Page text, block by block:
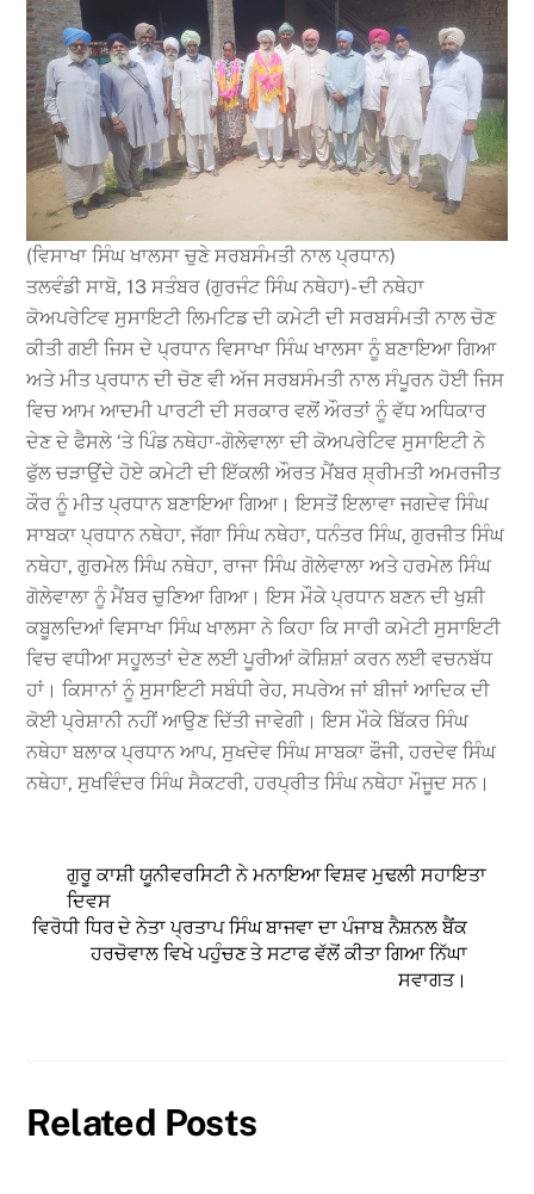
(ਵਿਸਾਖਾ ਸਿੰਘ ਖਾਲਸਾ ਚੁਣੇ ਸਰਬਸੰਮਤੀ ਨਾਲ ਪ੍ਰਧਾਨ)
ਤਲਵੰਡੀ ਸਾਬੋ, 13 ਸਤੰਬਰ (ਗੁਰਜੰਟ ਸਿੰਘ ਨਥੇਹਾ)- ਦੀ ਨਥੇਹਾ
ਕੋਅਪਰੇਟਿਵ ਸੁਸਾਇਟੀ ਲਿਮਟਿਡ ਦੀ ਕਮੇਟੀ ਦੀ ਸਰਬਸੰਮਤੀ ਨਾਲ ਚੋਣ
ਕੀਤੀ ਗਈ ਜਿਸ ਦੇ ਪ੍ਰਧਾਨ ਵਿਸਾਖਾ ਸਿੰਘ ਖਾਲਸਾ ਨੂੰ ਬਣਾਇਆ ਗਿਆ
ਅਤੇ ਮੀਤ ਪ੍ਰਧਾਨ ਦੀ ਚੋਣ ਵੀ ਅੱਜ ਸਰਬਸੰਮਤੀ ਨਾਲ ਸੰਪੂਰਨ ਹੋਈ ਜਿਸ
ਵਿਚ ਆਮ ਆਦਮੀ ਪਾਰਟੀ ਦੀ ਸਰਕਾਰ ਵਲੋਂ ਔਰਤਾਂ ਨੂੰ ਵੱਧ ਅਧਿਕਾਰ
ਦੇਣ ਦੇ ਫੈਸਲੇ ‘ਤੇ ਪਿੰਡ ਨਥੇਹਾ-ਗੋਲੇਵਾਲਾ ਦੀ ਕੋਅਪਰੇਟਿਵ ਸੁਸਾਇਟੀ ਨੇ
ਫੁੱਲ ਚੜਾਉਂਦੇ ਹੋਏ ਕਮੇਟੀ ਦੀ ਇੱਕਲੀ ਔਰਤ ਮੈਂਬਰ ਸ਼੍ਰੀਮਤੀ ਅਮਰਜੀਤ
ਕੌਰ ਨੂੰ ਮੀਤ ਪ੍ਰਧਾਨ ਬਣਾਇਆ ਗਿਆ। ਇਸਤੋਂ ਇਲਾਵਾ ਜਗਦੇਵ ਸਿੰਘ
ਸਾਬਕਾ ਪ੍ਰਧਾਨ ਨਥੇਹਾ, ਜੱਗਾ ਸਿੰਘ ਨਥੇਹਾ, ਧਨੰਤਰ ਸਿੰਘ, ਗੁਰਜੀਤ ਸਿੰਘ
ਨਥੇਹਾ, ਗੁਰਮੇਲ ਸਿੰਘ ਨਥੇਹਾ, ਰਾਜਾ ਸਿੰਘ ਗੋਲੇਵਾਲਾ ਅਤੇ ਹਰਮੇਲ ਸਿੰਘ
ਗੋਲੇਵਾਲਾ ਨੂੰ ਮੈਂਬਰ ਚੁਣਿਆ ਗਿਆ। ਇਸ ਮੌਕੇ ਪ੍ਰਧਾਨ ਬਣਨ ਦੀ ਖੁਸ਼ੀ
ਕਬੂਲਦਿਆਂ ਵਿਸਾਖਾ ਸਿੰਘ ਖਾਲਸਾ ਨੇ ਕਿਹਾ ਕਿ ਸਾਰੀ ਕਮੇਟੀ ਸੁਸਾਇਟੀ
ਵਿਚ ਵਧੀਆ ਸਹੂਲਤਾਂ ਦੇਣ ਲਈ ਪੂਰੀਆਂ ਕੋਸ਼ਿਸ਼ਾਂ ਕਰਨ ਲਈ ਵਚਨਬੱਧ
ਹਾਂ। ਕਿਸਾਨਾਂ ਨੂੰ ਸੁਸਾਇਟੀ ਸਬੰਧੀ ਰੇਹ, ਸਪਰੇਅ ਜਾਂ ਬੀਜਾਂ ਆਦਿਕ ਦੀ
ਕੋਈ ਪ੍ਰੇਸ਼ਾਨੀ ਨਹੀਂ ਆਉਣ ਦਿੱਤੀ ਜਾਵੇਗੀ। ਇਸ ਮੌਕੇ ਬਿੱਕਰ ਸਿੰਘ
ਨਥੇਹਾ ਬਲਾਕ ਪ੍ਰਧਾਨ ਆਪ, ਸੁਖਦੇਵ ਸਿੰਘ ਸਾਬਕਾ ਫੌਜੀ, ਹਰਦੇਵ ਸਿੰਘ
ਨਥੇਹਾ, ਸੁਖਵਿੰਦਰ ਸਿੰਘ ਸੈਕਟਰੀ, ਹਰਪ੍ਰੀਤ ਸਿੰਘ ਨਥੇਹਾ ਮੌਜੂਦ ਸਨ।
ਗੁਰੂ ਕਾਸ਼ੀ ਯੂਨੀਵਰਸਿਟੀ ਨੇ ਮਨਾਇਆ ਵਿਸ਼ਵ ਮੁਢਲੀ ਸਹਾਇਤਾ
ਦਿਵਸ
ਵਿਰੋਧੀ ਧਿਰ ਦੇ ਨੇਤਾ ਪ੍ਰਤਾਪ ਸਿੰਘ ਬਾਜਵਾ ਦਾ ਪੰਜਾਬ ਨੈਸ਼ਨਲ ਬੈਂਕ
ਹਰਚੋਵਾਲ ਵਿਖੇ ਪਹੁੰਚਣ ਤੇ ਸਟਾਫ ਵੱਲੋਂ ਕੀਤਾ ਗਿਆ ਨਿੱਘਾ
ਸਵਾਗਤ।
Related Posts